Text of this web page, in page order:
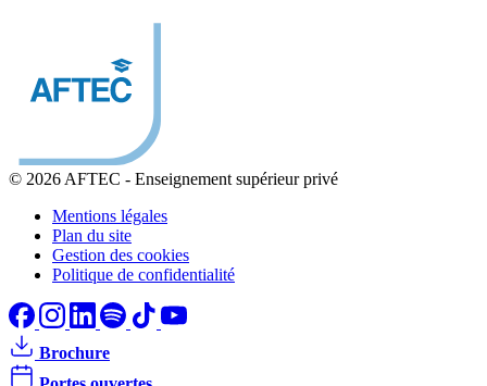
© 2026 AFTEC - Enseignement supérieur privé
Mentions légales
Plan du site
Gestion des cookies
Politique de confidentialité
Brochure